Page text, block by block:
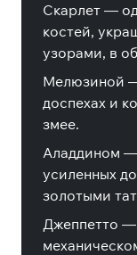
Скарлет —
костей,
узорами, в
Мелюзиной
доспехах и
змее.
Аладдином —
усиленных
золотыми
Джеппетто —